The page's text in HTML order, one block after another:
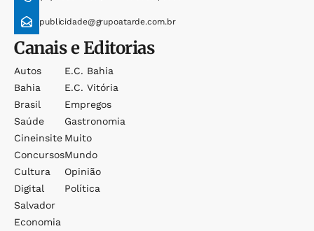
publicidade@grupoatarde.com.br
Canais e Editorias
Autos
Bahia
Brasil
Saúde
Cineinsite
Concursos
Cultura
Digital
Salvador
Economia
E.c. Bahia
E.c. Vitória
Empregos
Gastronomia
Muito
Mundo
Opinião
Política